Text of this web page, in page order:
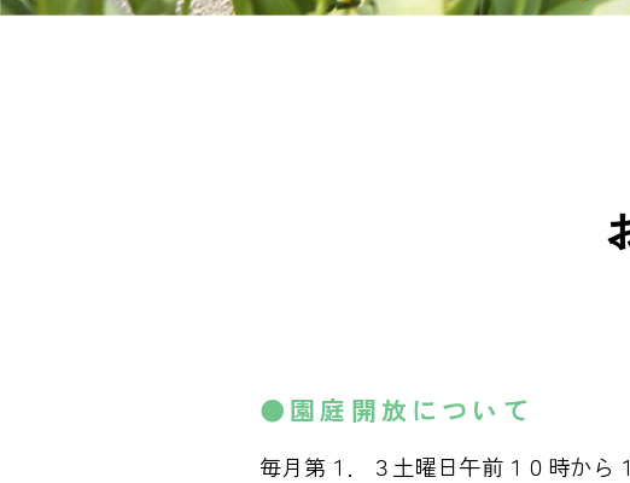
●園庭開放について
毎月第１．３土曜日午前１０時から